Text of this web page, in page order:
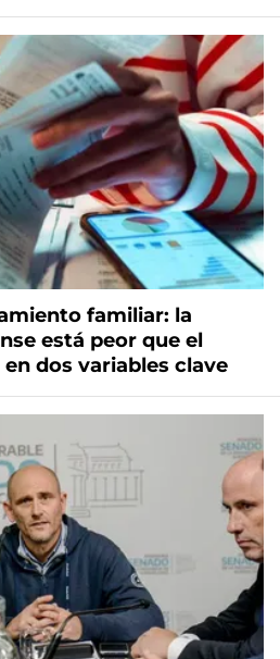
familiar: la
está peor que el
dos variables clave